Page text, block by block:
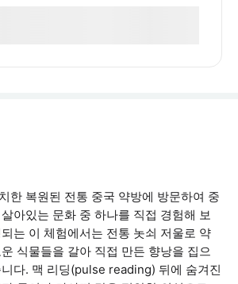
한 복원된 전통 중국 약방에 방문하여 중
아있는 문화 중 하나를 직접 경험해 보
는 이 체험에서는 전통 놋쇠 저울로 약
식물들을 갈아 직접 만든 향낭을 집으
다. 맥 리딩(pulse reading) 뒤에 숨겨진